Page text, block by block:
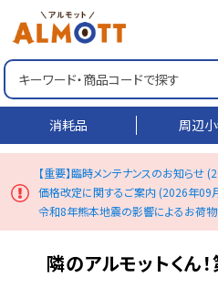
消耗品 周辺
【重要】臨時メンテナンスのお知らせ
価格改定に関するご案内 (2026年09
令和8年熊本地震の影響によるお荷
隣のアルモットくん